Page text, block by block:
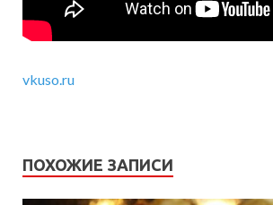
vkuso.ru
ПОХОЖИЕ ЗАПИСИ